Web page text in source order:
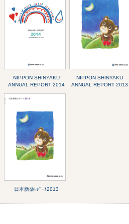
NIPPON SHINYAKU
ANNUAL REPORT 2014
NIPPON SHINYAKU
ANNUAL REPORT 2013
日本新薬ﾚﾎﾟｰﾄ2013